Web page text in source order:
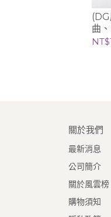
曲
關於我們
最新消息
公司簡介
關於風雲榜
購物須知